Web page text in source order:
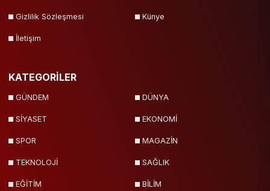
Gizlilik Sözleşmesi Künye
İletişim
KATEGORİLER
GÜNDEM DÜNYA
SİYASET EKONOMİ
SPOR MAGAZİN
TEKNOLOJİ SAĞLIK
EĞİTİM BİLİM